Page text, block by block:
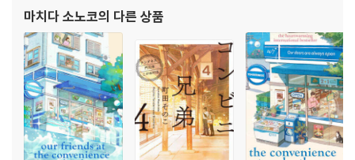
집うつくしが丘の不幸の家』, 『별을 길어 올리다星を?う』,
마치다 소노코의 다른 상품